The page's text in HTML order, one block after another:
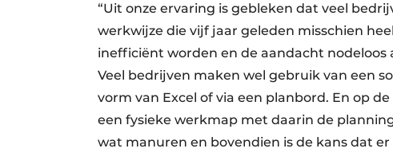
“Uit onze ervaring is gebleken dat veel
werkwijze die vijf jaar geleden misschien
inefficiënt worden en de aandacht
Veel bedrijven maken wel gebruik van een
vorm van Excel of via een planbord. En op
een fysieke werkmap met daarin de
wat manuren en bovendien is de kans dat